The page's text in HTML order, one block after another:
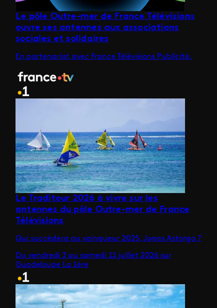
Le pôle Outre-mer de France Télévisions
ouvre ses antennes aux associations
sociales et solidaires
En partenariat avec France Télévisions Publicité.
Le Traditour 2026 à vivre sur les
antennes du pôle Outre-mer de France
Télévisions
Qui succédera au vainqueur 2025, Jonas Astorga ?
Du vendredi 3 au samedi 11 juillet 2026 sur
Guadeloupe La 1ère